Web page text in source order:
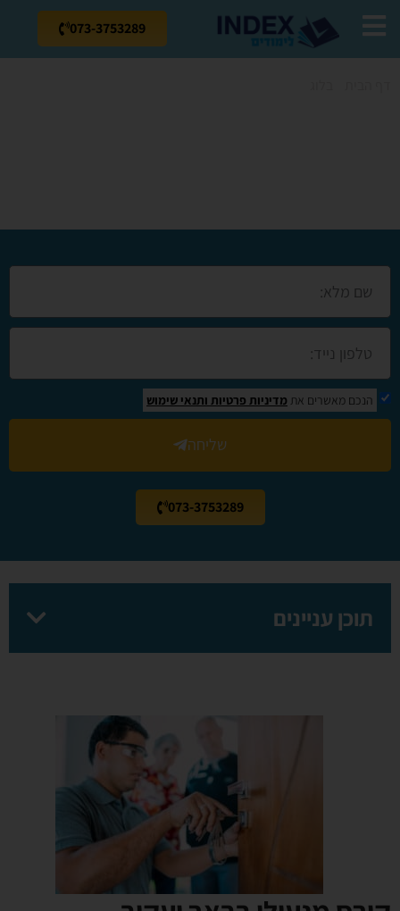
073-3753289
הנכם מאשרים את מדיניות פרטיות ותנאי שימוש
שליחה
073-3753289
תוכן עניינים